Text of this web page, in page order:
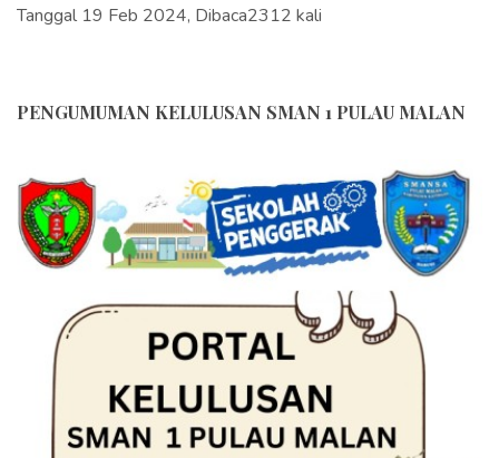
PENGUMUMAN KELULUSAN SMAN 1 PULAU MALAN
Tanggal 19 Feb 2024, Dibaca2312 kali